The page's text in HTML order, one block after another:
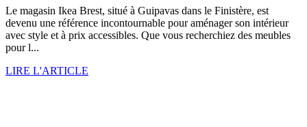
Le magasin Ikea Brest, situé à Guipavas dans le Finistère, est
devenu une référence incontournable pour aménager son intérieur
avec style et à prix accessibles. Que vous recherchiez des meubles
pour l...
LIRE L'ARTICLE